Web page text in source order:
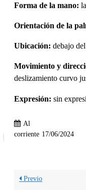
Forma de la mano:
Orientación de la
Ubicación: debajo
Movimiento y
deslizamiento curvo
Expresión: sin
Al
corriente 17/06/2024
Previo